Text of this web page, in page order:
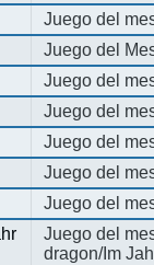
Juego del
Juego del
Juego del
Juego del
Juego del
Juego del
Juego del
Juego del
dragon/Im